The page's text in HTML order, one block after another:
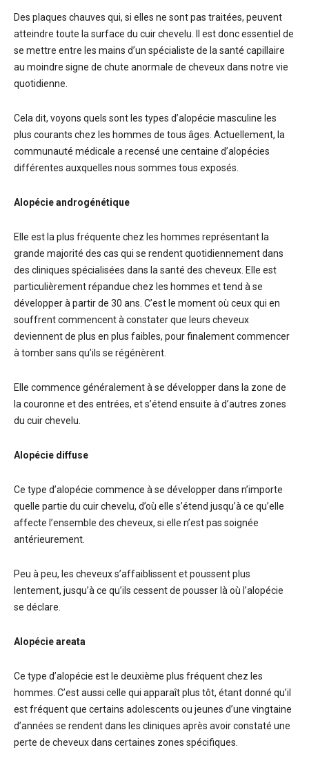
Des plaques chauves qui, si elles ne sont pas traitées, peuvent
atteindre toute la surface du cuir chevelu. Il est donc essentiel de
se mettre entre les mains d’un spécialiste de la santé capillaire
au moindre signe de chute anormale de cheveux dans notre vie
quotidienne.
Cela dit, voyons quels sont les types d’alopécie masculine les
plus courants chez les hommes de tous âges. Actuellement, la
communauté médicale a recensé une centaine d’alopécies
différentes auxquelles nous sommes tous exposés.
Alopécie androgénétique
Elle est la plus fréquente chez les hommes représentant la
grande majorité des cas qui se rendent quotidiennement dans
des cliniques spécialisées dans la santé des cheveux. Elle est
particulièrement répandue chez les hommes et tend à se
développer à partir de 30 ans. C’est le moment où ceux qui en
souffrent commencent à constater que leurs cheveux
deviennent de plus en plus faibles, pour finalement commencer
à tomber sans qu’ils se régénèrent.
Elle commence généralement à se développer dans la zone de
la couronne et des entrées, et s’étend ensuite à d’autres zones
du cuir chevelu.
Alopécie diffuse
Ce type d’alopécie commence à se développer dans n’importe
quelle partie du cuir chevelu, d’où elle s’étend jusqu’à ce qu’elle
affecte l’ensemble des cheveux, si elle n’est pas soignée
antérieurement.
Peu à peu, les cheveux s’affaiblissent et poussent plus
lentement, jusqu’à ce qu’ils cessent de pousser là où l’alopécie
se déclare.
Alopécie areata
Ce type d’alopécie est le deuxième plus fréquent chez les
hommes. C’est aussi celle qui apparaît plus tôt, étant donné qu’il
est fréquent que certains adolescents ou jeunes d’une vingtaine
d’années se rendent dans les cliniques après avoir constaté une
perte de cheveux dans certaines zones spécifiques.